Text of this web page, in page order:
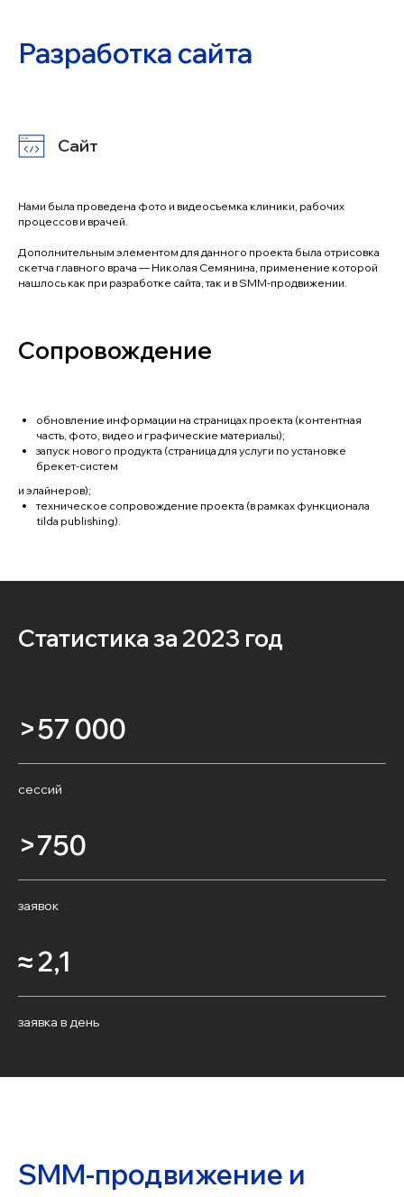
Разработка сайта
Сайт
Нами была проведена фото и видеосъемка клиники, рабочих
процессов и врачей.
Дополнительным элементом для данного проекта была отрисовка
скетча главного врача — Николая Семянина, применение которой
нашлось как при разработке сайта, так и в SMM-продвижении.
Сопровождение
обновление информации на страницах проекта (контентная
часть, фото, видео и графические материалы);
запуск нового продукта (страница для услуги по установке
брекет-систем
и элайнеров);
техническое сопровождение проекта (в рамках функционала
tilda publishing).
Статистика за 2023 год
>57 000
сессий
>750
заявок
≈ 2,1
заявка в день
SMM-продвижение и